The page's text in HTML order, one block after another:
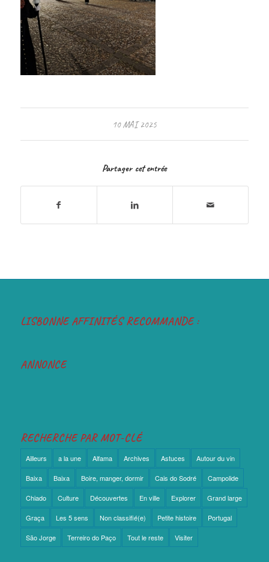
10 MAI 2025
Partager cet entrée
LISBONNE AFFINITÉS RECOMMANDE :
ANNONCE
RECHERCHE PAR MOT-CLÉ
Ailleurs a la une Alfama Archives Astuces Autour du vin
Baixa Baixa Boire, manger, dormir Cais do Sodré Campolide
Chiado Culture Découvertes En ville Explorer Grand large
Graça Les 5 sens Non classifié(e) Petite histoire Portugal
São Jorge Terreiro do Paço Tout le reste Visiter